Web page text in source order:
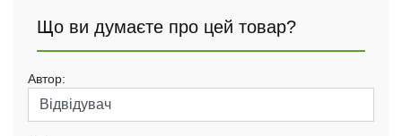
Що ви думаєте про цей товар?
Автор: